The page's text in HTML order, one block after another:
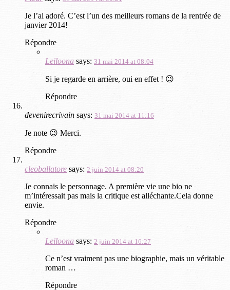
Je l’ai adoré. C’est l’un des meilleurs romans de la rentrée de
janvier 2014!
Répondre
Leiloona says: 31 mai 2014 at 08:04
Si je regarde en arrière, oui en effet ! 😉
Répondre
devenirecrivain says: 31 mai 2014 at 11:16
Je note 😉 Merci.
Répondre
cleoballatore says: 2 juin 2014 at 08:20
Je connais le personnage. A première vie une bio ne
m’intéressait pas mais la critique est alléchante.Cela donne
envie.
Répondre
Leiloona says: 2 juin 2014 at 16:27
Ce n’est vraiment pas une biographie, mais un véritable
roman …
Répondre